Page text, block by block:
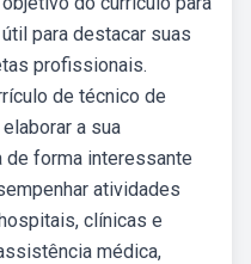
para destacar suas
profissionais.
de técnico de
a sua
de forma interessante
atividades
clínicas e
médica,